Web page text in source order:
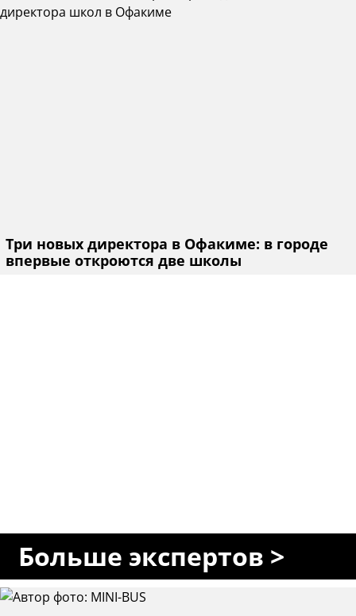
Три новых директора в Офакиме: в городе
впервые откроются две школы
Больше экспертов >